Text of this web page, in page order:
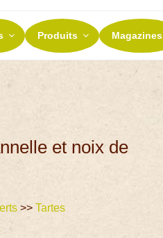
Produits Magazines
et noix de
>>Tartes